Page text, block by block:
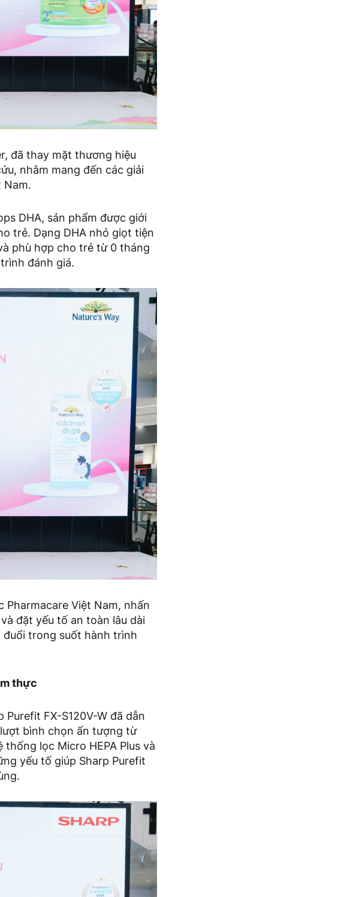
đã thay mặt thương hiệu
nhằm mang đến các giải
Nam.
DHA, sản phẩm được giới
trẻ. Dạng DHA nhỏ giọt tiện
phù hợp cho trẻ từ 0 tháng
đánh giá.
Pharmacare Việt Nam, nhấn
đặt yếu tố an toàn lâu dài
đuổi trong suốt hành trình
thực
FX-S120V-W đã dẫn
bình chọn ấn tượng từ
lọc Micro HEPA Plus và
yếu tố giúp Sharp Purefit